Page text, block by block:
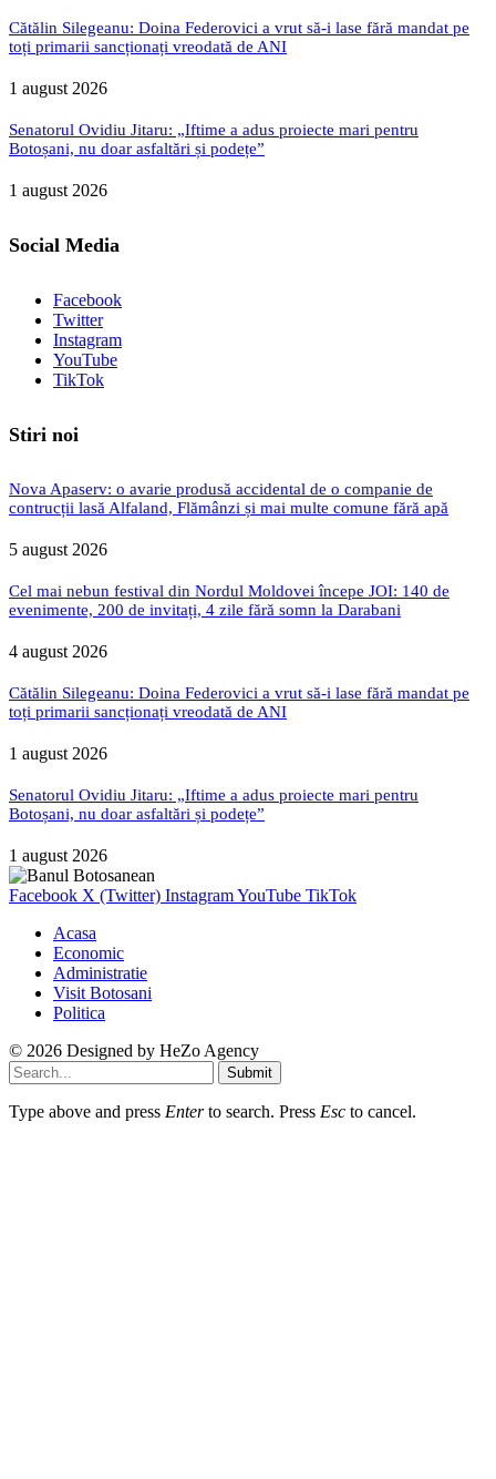
Cătălin Silegeanu: Doina Federovici a vrut să-i lase fără mandat pe
toți primarii sancționați vreodată de ANI
1 august 2026
Senatorul Ovidiu Jitaru: „Iftime a adus proiecte mari pentru
Botoșani, nu doar asfaltări și podețe”
1 august 2026
Social Media
Facebook
Twitter
Instagram
YouTube
TikTok
Stiri noi
Nova Apaserv: o avarie produsă accidental de o companie de
contrucții lasă Alfaland, Flămânzi și mai multe comune fără apă
5 august 2026
Cel mai nebun festival din Nordul Moldovei începe JOI: 140 de
evenimente, 200 de invitați, 4 zile fără somn la Darabani
4 august 2026
Cătălin Silegeanu: Doina Federovici a vrut să-i lase fără mandat pe
toți primarii sancționați vreodată de ANI
1 august 2026
Senatorul Ovidiu Jitaru: „Iftime a adus proiecte mari pentru
Botoșani, nu doar asfaltări și podețe”
1 august 2026
Facebook X (Twitter) InstagramYouTube TikTok
Acasa
Economic
Administratie
Visit Botosani
Politica
© 2026 Designed by HeZo Agency
Submit
Type above and press Enterto search. Press Esc to cancel.